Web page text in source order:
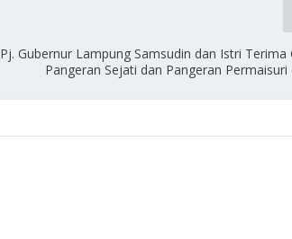
Pj. Gubernur Lampung Samsudin dan Istri Terima
Pangeran Sejati dan Pangeran Permaisuri